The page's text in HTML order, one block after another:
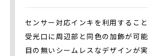
センサー対応インキを利用するこ
受光口に周辺部と同色の加飾が可
目の無いシームレスなデザインが実